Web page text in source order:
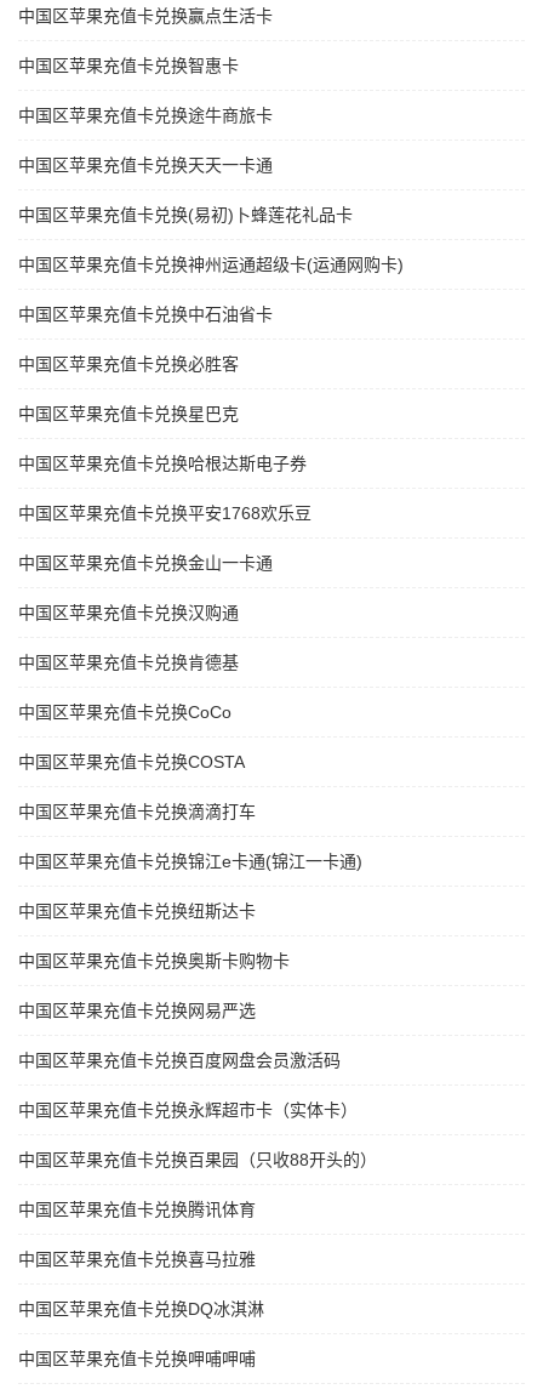
中国区苹果充值卡兑换赢点生活卡
中国区苹果充值卡兑换智惠卡
中国区苹果充值卡兑换途牛商旅卡
中国区苹果充值卡兑换天天一卡通
中国区苹果充值卡兑换(易初)卜蜂莲花礼品卡
中国区苹果充值卡兑换神州运通超级卡(运通网购卡)
中国区苹果充值卡兑换中石油省卡
中国区苹果充值卡兑换必胜客
中国区苹果充值卡兑换星巴克
中国区苹果充值卡兑换哈根达斯电子券
中国区苹果充值卡兑换平安1768欢乐豆
中国区苹果充值卡兑换金山一卡通
中国区苹果充值卡兑换汉购通
中国区苹果充值卡兑换肯德基
中国区苹果充值卡兑换CoCo
中国区苹果充值卡兑换COSTA
中国区苹果充值卡兑换滴滴打车
中国区苹果充值卡兑换锦江e卡通(锦江一卡通)
中国区苹果充值卡兑换纽斯达卡
中国区苹果充值卡兑换奥斯卡购物卡
中国区苹果充值卡兑换网易严选
中国区苹果充值卡兑换百度网盘会员激活码
中国区苹果充值卡兑换永辉超市卡（实体卡）
中国区苹果充值卡兑换百果园（只收88开头的）
中国区苹果充值卡兑换腾讯体育
中国区苹果充值卡兑换喜马拉雅
中国区苹果充值卡兑换DQ冰淇淋
中国区苹果充值卡兑换呷哺呷哺